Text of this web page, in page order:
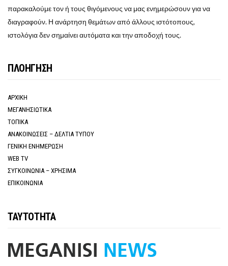
παρακαλούμε τον ή τους θιγόμενους να μας ενημερώσουν για να
διαγραφούν. Η ανάρτηση θεμάτων από άλλους ιστότοπους,
ιστολόγια δεν σημαίνει αυτόματα και την αποδοχή τους.
ΠΛΟΗΓΗΣΗ
ΑΡΧΙΚΗ
ΜΕΓΑΝΗΣΙΩΤΙΚΑ
ΤΟΠΙΚΑ
ΑΝΑΚΟΙΝΩΣΕΙΣ – ΔΕΛΤΙΑ ΤΥΠΟΥ
ΓΕΝΙΚΗ ΕΝΗΜΕΡΩΣΗ
WEB TV
ΣΥΓΚΟΙΝΩΝΙΑ – ΧΡΗΣΙΜΑ
ΕΠΙΚΟΙΝΩΝΙΑ
ΤΑΥΤΟΤΗΤΑ